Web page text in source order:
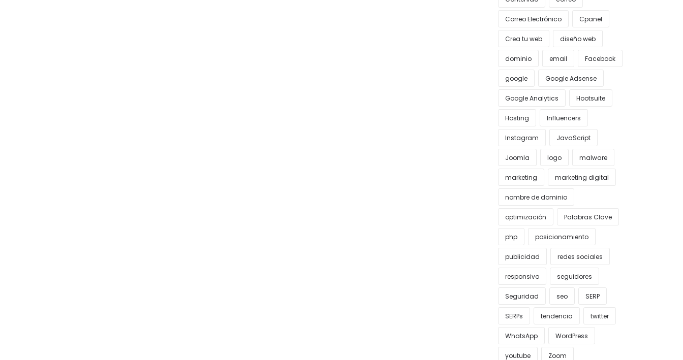
Correo Electrónico Cpanel
Crea tu web diseño web
dominio email Facebook
google Google Adsense
Google Analytics Hootsuite
Hosting Influencers
Instagram JavaScript
Joomla logo malware
marketing marketing digital
nombre de dominio
optimización Palabras Clave
php posicionamiento
publicidad redes sociales
responsivo seguidores
Seguridad seo SERP
SERPs tendencia twitter
WhatsApp WordPress
youtube Zoom